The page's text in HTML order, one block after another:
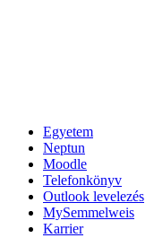
Egyetem
Neptun
Moodle
Telefonkönyv
Outlook levelezés
MySemmelweis
Karrier